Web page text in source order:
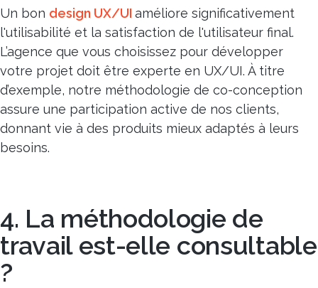
Un bon design UX/UI améliore significativement
l'utilisabilité et la satisfaction de l'utilisateur final.
L’agence que vous choisissez pour développer
votre projet doit être experte en UX/UI. À titre
d’exemple, notre méthodologie de co-conception
assure une participation active de nos clients,
donnant vie à des produits mieux adaptés à leurs
besoins.
4. La méthodologie de
travail est-elle consultable
?